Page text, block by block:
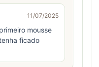
11/07/2025
mousse
ficado